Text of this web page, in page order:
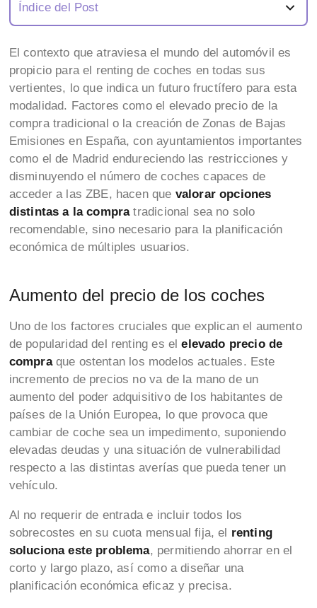
Índice del Post
El contexto que atraviesa el mundo del automóvil es
propicio para el renting de coches en todas sus
vertientes, lo que indica un futuro fructífero para esta
modalidad. Factores como el elevado precio de la
compra tradicional o la creación de Zonas de Bajas
Emisiones en España, con ayuntamientos importantes
como el de Madrid endureciendo las restricciones y
disminuyendo el número de coches capaces de
acceder a las ZBE, hacen que valorar opciones
distintas a la compratradicional sea no solo
recomendable, sino necesario para la planificación
económica de múltiples usuarios.
Aumento del precio de los coches
Uno de los factores cruciales que explican el aumento
de popularidad del renting es elelevado precio de
compra que ostentan los modelos actuales. Este
incremento de precios no va de la mano de un
aumento del poder adquisitivo de los habitantes de
países de la Unión Europea, lo que provoca que
cambiar de coche sea un impedimento, suponiendo
elevadas deudas y una situación de vulnerabilidad
respecto a las distintas averías que pueda tener un
vehículo.
Al no requerir de entrada e incluir todos los
sobrecostes en su cuota mensual fija, el renting
soluciona este problema, permitiendo ahorrar en el
corto y largo plazo, así como a diseñar una
planificación económica eficaz y precisa.